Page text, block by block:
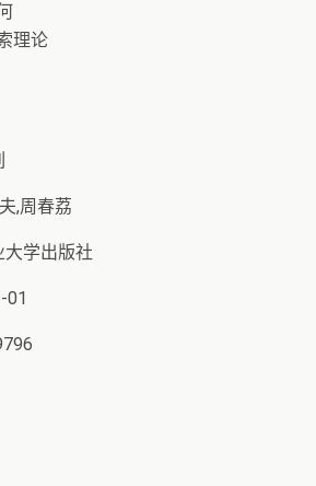
理论
,周春荔
学出版社
01